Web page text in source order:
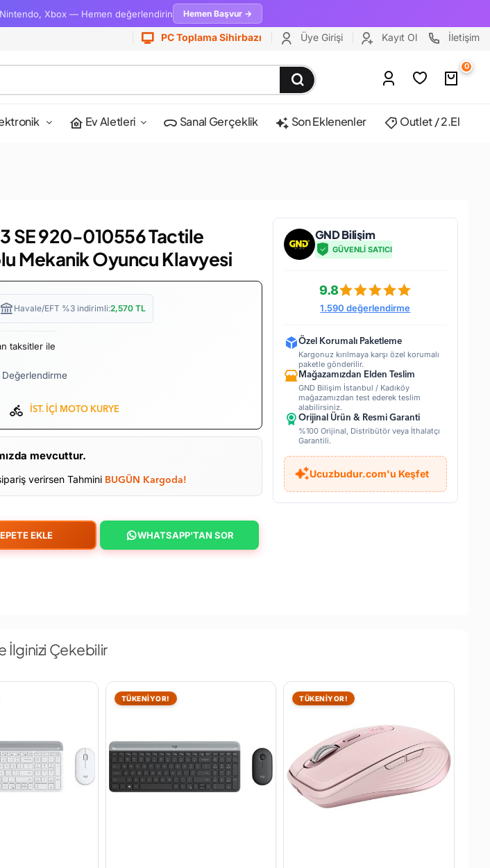
Nintendo, Xbox — Hemen değerlendirin Hemen Başvur →
PC Toplama Sihirbazı Üye Girişi Kayıt Ol İletişim
0
Ev Aletleri Sanal Gerçeklik Son Eklenenler Outlet / 2.El
SE 920-010556 Tactile
Mekanik Oyuncu Klavyesi
Havale/EFT %3 indirimli:2,570 TL
taksitler ile
Değerlendirme
İST. İÇİ MOTO KURYE
mevcuttur.
verirsen Tahmini BUGÜN Kargoda!
EKLE WHATSAPP'TAN SOR
GND Bilişim
GÜVENLİ SATICI
9.8
1.590 değerlendirme
Özel Korumalı Paketleme
Kargonuz kırılmaya karşı özel korumalı
paketle gönderilir.
Mağazamızdan Elden Teslim
GND Bilişim İstanbul / Kadıköy
mağazamızdan test ederek teslim
alabilirsiniz.
Orijinal Ürün & Resmi Garanti
%100 Orijinal, Distribütör veya İthalatçı
Garantili.
Ucuzbudur.com'u Keşfet
İlginizi Çekebilir
TÜKENİYOR! TÜKENİYOR!